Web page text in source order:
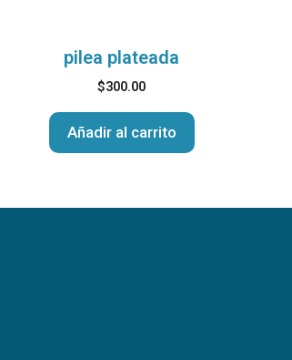
pilea plateada
$300.00
Añadir al carrito